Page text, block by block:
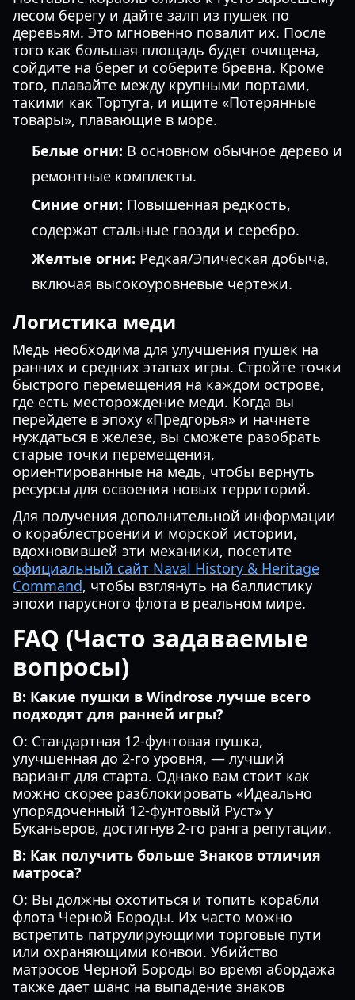
лесом берегу и дайте залп из пушек по
деревьям. Это мгновенно повалит их. После
того как большая площадь будет очищена,
сойдите на берег и соберите бревна. Кроме
того, плавайте между крупными портами,
такими как Тортуга, и ищите «Потерянные
товары», плавающие в море.
Белые огни: В основном обычное дерево и
ремонтные комплекты.
Синие огни: Повышенная редкость,
содержат стальные гвозди и серебро.
Желтые огни: Редкая/Эпическая добыча,
включая высокоуровневые чертежи.
Логистика меди
Медь необходима для улучшения пушек на
ранних и средних этапах игры. Стройте точки
быстрого перемещения на каждом острове,
где есть месторождение меди. Когда вы
перейдете в эпоху «Предгорья» и начнете
нуждаться в железе, вы сможете разобрать
старые точки перемещения,
ориентированные на медь, чтобы вернуть
ресурсы для освоения новых территорий.
Для получения дополнительной информации
о кораблестроении и морской истории,
вдохновившей эти механики, посетите
официальный сайт Naval History & Heritage
Command, чтобы взглянуть на баллистику
эпохи парусного флота в реальном мире.
FAQ (Часто задаваемые
вопросы)
В: Какие пушки в Windrose лучше всего
подходят для ранней игры?
О: Стандартная 12-фунтовая пушка,
улучшенная до 2-го уровня, — лучший
вариант для старта. Однако вам стоит как
можно скорее разблокировать «Идеально
упорядоченный 12-фунтовый Руст» у
Буканьеров, достигнув 2-го ранга репутации.
В: Как получить больше Знаков отличия
матроса?
О: Вы должны охотиться и топить корабли
флота Черной Бороды. Их часто можно
встретить патрулирующими торговые пути
или охраняющими конвои. Убийство
матросов Черной Бороды во время абордажа
также дает шанс на выпадение знаков